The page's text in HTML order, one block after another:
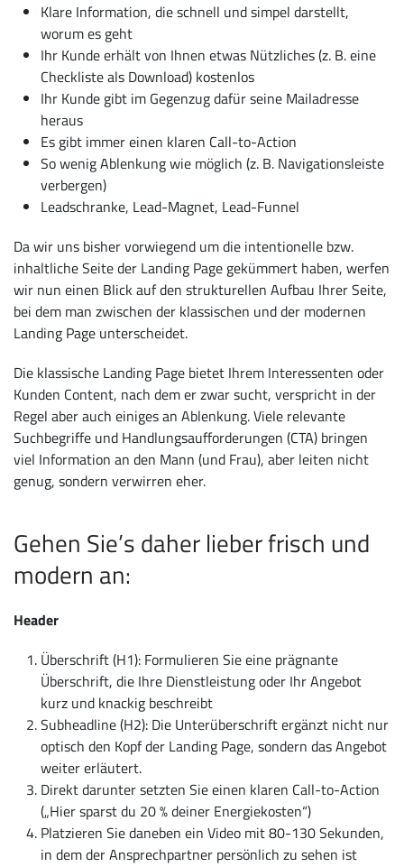
Klare Information, die schnell und simpel darstellt,
worum es geht
Ihr Kunde erhält von Ihnen etwas Nützliches (z. B. eine
Checkliste als Download) kostenlos
Ihr Kunde gibt im Gegenzug dafür seine Mailadresse
heraus
Es gibt immer einen klaren Call-to-Action
So wenig Ablenkung wie möglich (z. B. Navigationsleiste
verbergen)
Leadschranke, Lead-Magnet, Lead-Funnel
Da wir uns bisher vorwiegend um die intentionelle bzw.
inhaltliche Seite der Landing Page gekümmert haben, werfen
wir nun einen Blick auf den strukturellen Aufbau Ihrer Seite,
bei dem man zwischen der klassischen und der modernen
Landing Page unterscheidet.
Die klassische Landing Page bietet Ihrem Interessenten oder
Kunden Content, nach dem er zwar sucht, verspricht in der
Regel aber auch einiges an Ablenkung. Viele relevante
Suchbegriffe und Handlungsaufforderungen (CTA) bringen
viel Information an den Mann (und Frau), aber leiten nicht
genug, sondern verwirren eher.
Gehen Sie’s daher lieber frisch und
modern an:
Header
Überschrift (H1): Formulieren Sie eine prägnante
Überschrift, die Ihre Dienstleistung oder Ihr Angebot
kurz und knackig beschreibt
Subheadline (H2): Die Unterüberschrift ergänzt nicht nur
optisch den Kopf der Landing Page, sondern das Angebot
weiter erläutert.
Direkt darunter setzten Sie einen klaren Call-to-Action
(„Hier sparst du 20 % deiner Energiekosten“)
Platzieren Sie daneben ein Video mit 80-130 Sekunden,
in dem der Ansprechpartner persönlich zu sehen ist